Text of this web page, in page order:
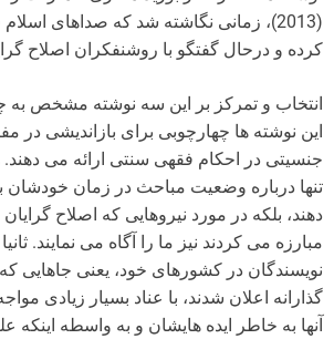
(2013)، زمانی نگاشته شد که صداهای
کرده و درحال گفتگو با روشنفکران اصلاح
انتخاب و تمرکز بر این سه نوشته مشخص به
این نوشته ها چهارچوبی برای بازاندیشی در
جنسیتی در احکام فقهی سنتی ارائه می دهند.
تنها درباره وضعیت مباحث در زمان خودشان
دهند، بلکه در مورد نیروهایی که اصلاح گرایان
مبارزه می کردند نیز ما را آگاه می نمایند.
نویسندگان در کشورهای خود، یعنی جاهایی
گذارانه اعلان شدند، با عناد بسیار زیادی
آنها به خاطر ایده هایشان و به واسطه اینکه